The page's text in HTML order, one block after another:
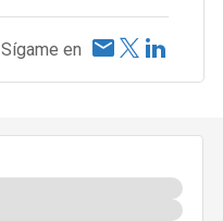
Sígame en